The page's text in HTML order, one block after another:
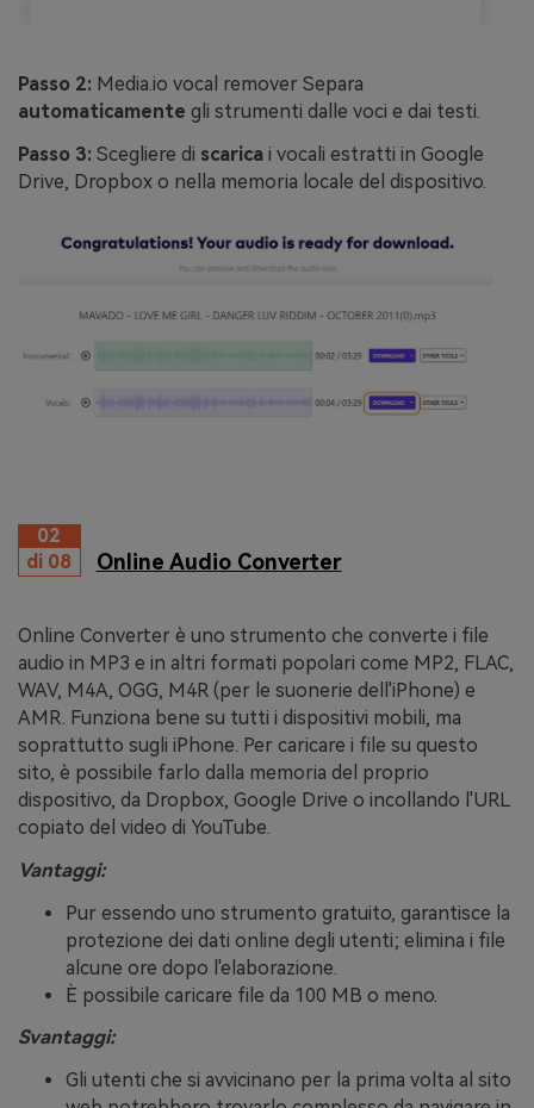
Passo 2: Media.io vocal remover Separa
automaticamente gli strumenti dalle voci e dai testi.
Passo 3: Scegliere di scarica i vocali estratti in Google
Drive, Dropbox o nella memoria locale del dispositivo.
02
di 08
Online Audio Converter
Online Converter è uno strumento che converte i file
audio in MP3 e in altri formati popolari come MP2, FLAC,
WAV, M4A, OGG, M4R (per le suonerie dell'iPhone) e
AMR. Funziona bene su tutti i dispositivi mobili, ma
soprattutto sugli iPhone. Per caricare i file su questo
sito, è possibile farlo dalla memoria del proprio
dispositivo, da Dropbox, Google Drive o incollando l'URL
copiato del video di YouTube.
Vantaggi:
Pur essendo uno strumento gratuito, garantisce la
protezione dei dati online degli utenti; elimina i file
alcune ore dopo l'elaborazione.
È possibile caricare file da 100 MB o meno.
Svantaggi:
Gli utenti che si avvicinano per la prima volta al sito